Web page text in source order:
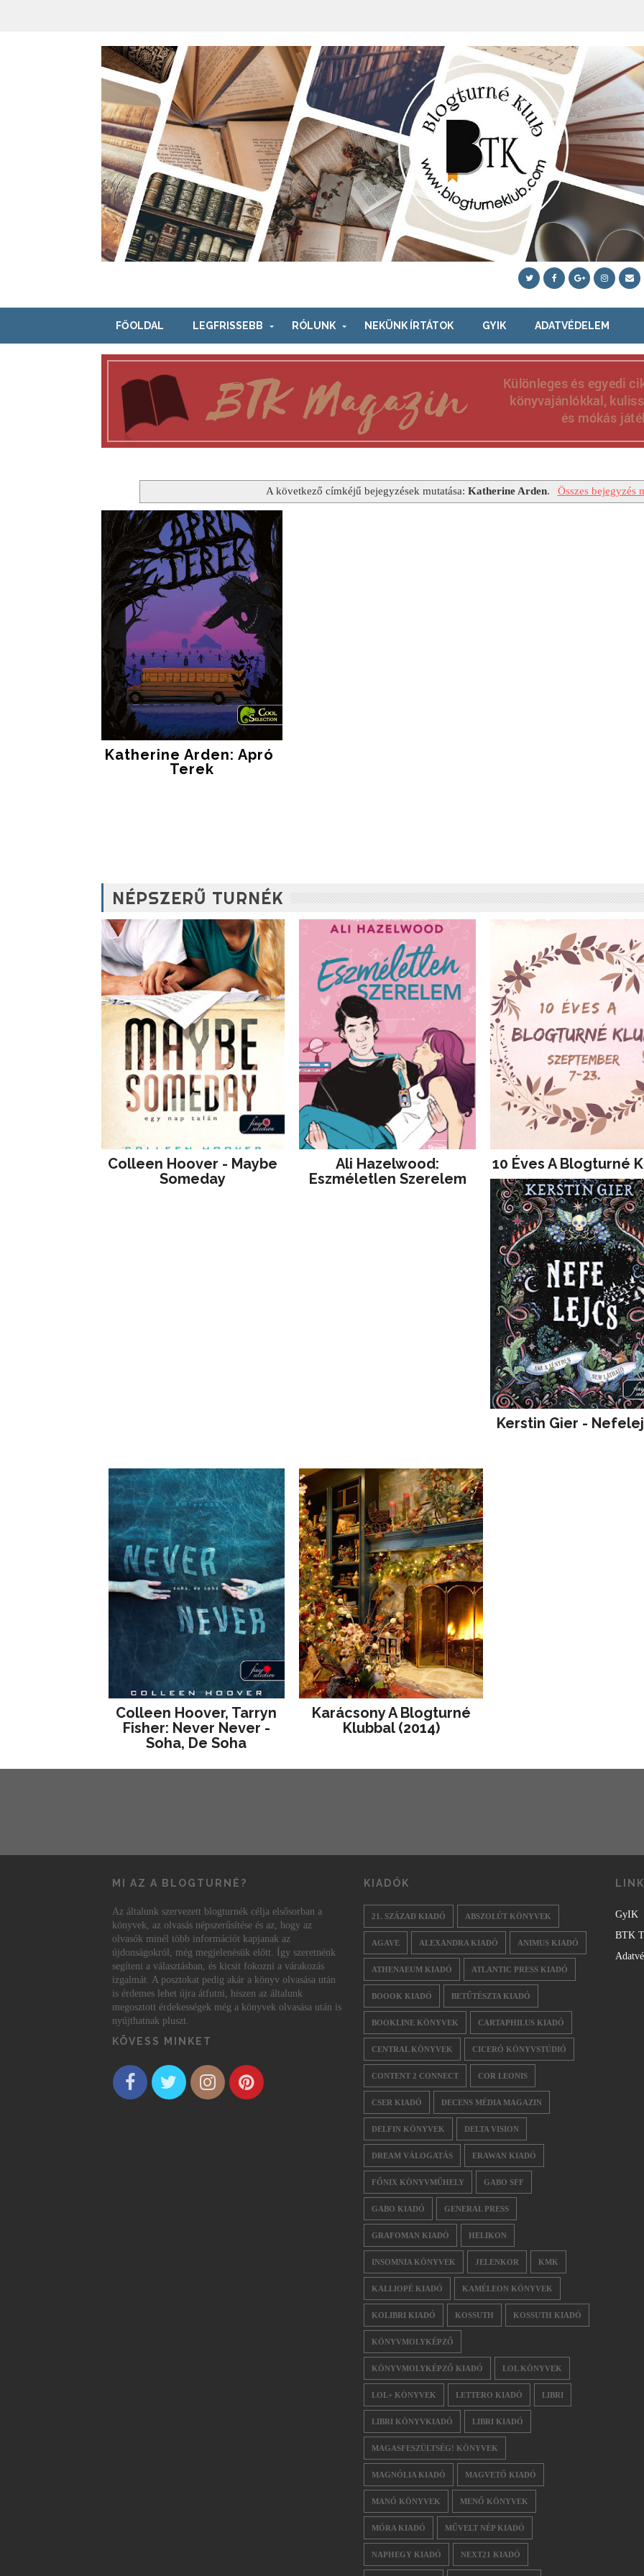
FŐOLDAL LEGFRISSEBB RÓLUNK NEKÜNK ÍRTÁTOK GYIK ADATVÉDELEM
A következő címkéjű bejegyzések mutatása:Katherine Arden. Összes bejegyzés
Katherine Arden: Apró ​
Terek
NÉPSZERŰ TURNÉK
Colleen Hoover - Maybe
Someday
Ali Hazelwood:
Eszméletlen Szerelem
10 Éves A Blogturné
Kerstin Gier -
Colleen Hoover, Tarryn
Fisher: Never Never -
Soha, De Soha
Karácsony A Blogturné
Klubbal (2014)
MI AZ A BLOGTURNÉ?
Az általunk szervezett blogturnék célja elsősorban a
könyvek, az olvasás népszerűsítése és az, hogy az
olvasók minél több információt kapjanak az
újdonságokról, még megjelenésük előtt. Így szeretnénk
segíteni a választásban, és kicsit fokozni a várakozás
izgalmát. A posztokat pedig akár a könyv olvasása után
is érdemes lehet újra átfutni, hiszen az általunk
megosztott érdekességek még a könyvek olvasása után is
nyújthatnak pluszt.
KÖVESS MINKET
KIADÓK
21. SZÁZAD KIADÓ ABSZOLÚT KÖNYVEK
AGAVE ALEXANDRA KIADÓ ANIMUS KIADÓ
ATHENAEUM KIADÓ ATLANTIC PRESS KIADÓ
BOOOK KIADÓ BETŰTÉSZTA KIADÓ
BOOKLINE KÖNYVEK CARTAPHILUS KIADÓ
CENTRAL KÖNYVEK CICERÓ KÖNYVSTÚDIÓ
CONTENT 2 CONNECT COR LEONIS
CSER KIADÓ DECENS MÉDIA MAGAZIN
DELFIN KÖNYVEK DELTA VISION
DREAM VÁLOGATÁS ERAWAN KIADÓ
FŐNIX KÖNYVMŰHELY GABO SFF
GABO KIADÓ GENERAL PRESS
GRAFOMAN KIADÓ HELIKON
INSOMNIA KÖNYVEK JELENKOR KMK
KALLIOPÉ KIADÓ KAMÉLEON KÖNYVEK
KOLIBRI KIADÓ KOSSUTH KOSSUTH KIADÓ
KÖNYVMOLYKÉPZŐ
KÖNYVMOLYKÉPZŐ KIADÓ LOL KÖNYVEK
LOL+ KÖNYVEK LETTERO KIADÓ LIBRI
LIBRI KÖNYVKIADÓ LIBRI KIADÓ
MAGASFESZÜLTSÉG! KÖNYVEK
MAGNÓLIA KIADÓ MAGVETŐ KIADÓ
MANÓ KÖNYVEK MENŐ KÖNYVEK
MÓRA KIADÓ MŰVELT NÉP KIADÓ
NAPHEGY KIADÓ NEXT21 KIADÓ
GyIK
BTK